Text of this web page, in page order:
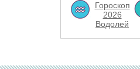
Гороскоп
2026
Водолей